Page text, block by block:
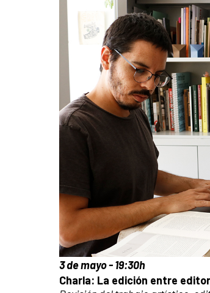
3 de mayo - 19:30h
Charla: La edición entre